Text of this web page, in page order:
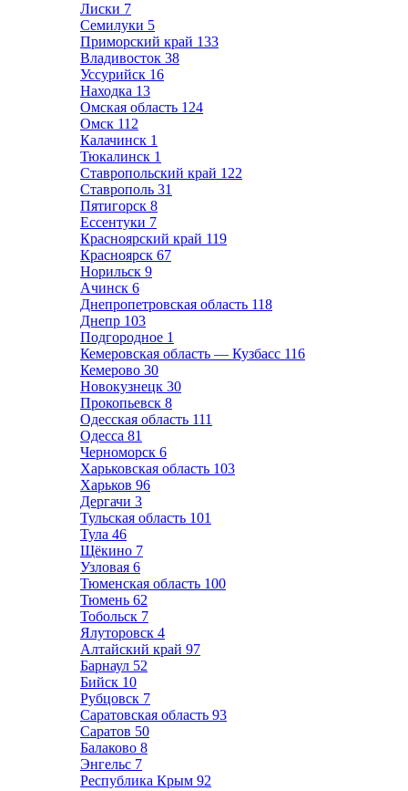
Лиски 7
Семилуки 5
Приморский край 133
Владивосток 38
Уссурийск 16
Находка 13
Омская область 124
Омск 112
Калачинск 1
Тюкалинск 1
Ставропольский край 122
Ставрополь 31
Пятигорск 8
Ессентуки 7
Красноярский край 119
Красноярск 67
Норильск 9
Ачинск 6
Днепропетровская область 118
Днепр 103
Подгородное 1
Кемеровская область — Кузбасс 116
Кемерово 30
Новокузнецк 30
Прокопьевск 8
Одесская область 111
Одесса 81
Черноморск 6
Харьковская область 103
Харьков 96
Дергачи 3
Тульская область 101
Тула 46
Щёкино 7
Узловая 6
Тюменская область 100
Тюмень 62
Тобольск 7
Ялуторовск 4
Алтайский край 97
Барнаул 52
Бийск 10
Рубцовск 7
Саратовская область 93
Саратов 50
Балаково 8
Энгельс 7
Республика Крым 92